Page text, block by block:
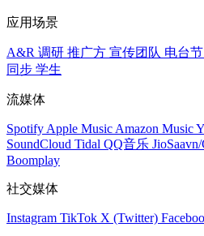
应用场景
A&R 调研 推广方 宣传团队 电台
同步 学生
流媒体
Spotify Apple Music Amazon Music
SoundCloud Tidal QQ音乐 JioSaavn/
Boomplay
社交媒体
Instagram TikTok X (Twitter)